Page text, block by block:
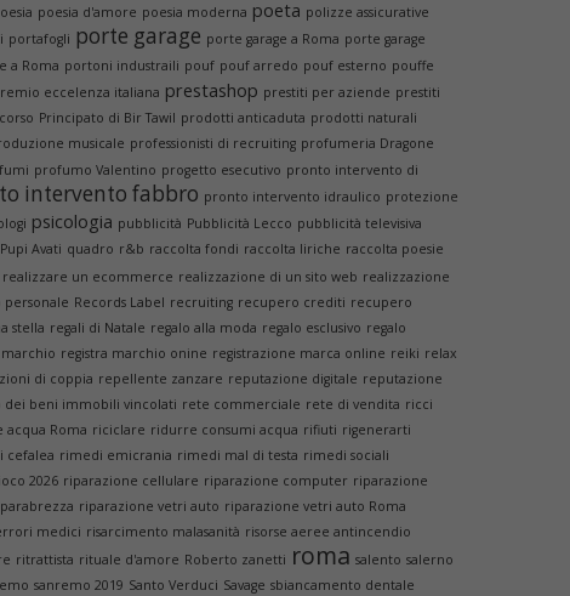
poesia d'amore poesia moderna poeta polizze assicurative
portafogli porte garage porte garage a Roma porte garage
a Roma portoni industraili pouf pouf arredo pouf esterno pouffe
eccelenza italiana prestashop prestiti per aziende prestiti
Principato di Bir Tawil prodotti anticaduta prodotti naturali
musicale professionisti di recruiting profumeria Dragone
profumo Valentino progetto esecutivo pronto intervento di
intervento fabbro pronto intervento idraulico protezione
psicologia pubblicità Pubblicità Lecco pubblicità televisiva
Pupi Avati quadro r&b raccolta fondi raccolta liriche raccolta poesie
realizzare un ecommerce realizzazione di un sito web realizzazione
Records Label recruiting recupero crediti recupero
stella regali di Natale regalo alla moda regalo esclusivo regalo
registra marchio onine registrazione marca online reiki relax
di coppia repellente zanzare reputazione digitale reputazione
dei beni immobili vincolati rete commerciale rete di vendita ricci
Roma riciclare ridurre consumi acqua rifiuti rigenerarti
cefalea rimedi emicrania rimedi mal di testa rimedi sociali
2026 riparazione cellulare riparazione computer riparazione
riparazione vetri auto riparazione vetri auto Roma
medici risarcimento malasanità risorse aeree antincendio
ritrattista rituale d'amore Roberto zanetti roma salento salerno
sanremo 2019 Santo Verduci Savage sbiancamento dentale